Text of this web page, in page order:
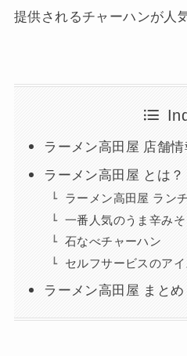
提供されるチャーハンが人
ラーメン高田屋 店舗情
ラーメン高田屋 とは？
ラーメン高田屋 ラン
一番人気のうま辛みそ
石なべチャーハン
セルフサービスのアイ
ラーメン高田屋 まとめ